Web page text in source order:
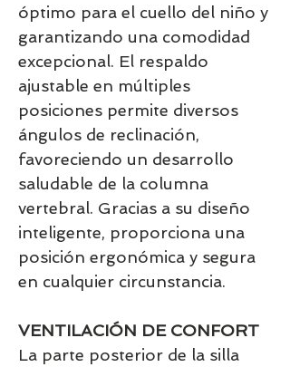
óptimo para el cuello del niño y
garantizando una comodidad
excepcional. El respaldo
ajustable en múltiples
posiciones permite diversos
ángulos de reclinación,
favoreciendo un desarrollo
saludable de la columna
vertebral. Gracias a su diseño
inteligente, proporciona una
posición ergonómica y segura
en cualquier circunstancia.
VENTILACIÓN DE CONFORT
La parte posterior de la silla